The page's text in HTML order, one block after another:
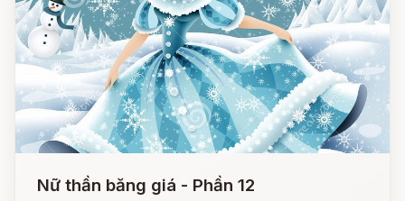
Nữ thần băng giá - Phần 12